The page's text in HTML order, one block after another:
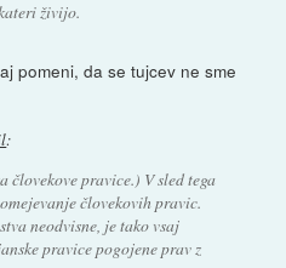
živijo.
pomeni, da se tujcev ne sme
:
človekove pravice.) V sled tega
človekovih pravic.
neodvisne, je tako vsaj
pravice pogojene prav z